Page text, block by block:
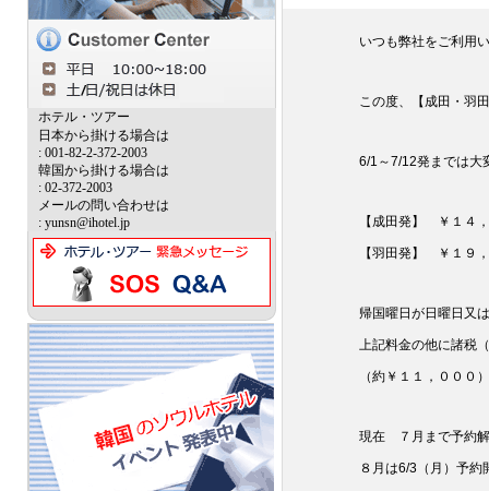
ホテル・ツアー
日本から掛ける場合は
: 001-82-2-372-2003
韓国から掛ける場合は
: 02-372-2003
メールの問い合わせは
: yunsn@ihotel.jp
いつも弊社をご利用
この度、【成田・羽
6/1～7/12発までは大
【成田発】 ￥１４
【羽田発】 ￥１９
帰国曜日が日曜日又
上記料金の他に諸税
（約￥１１，０００）
現在 ７月まで予約
８月は6/3（月）予約